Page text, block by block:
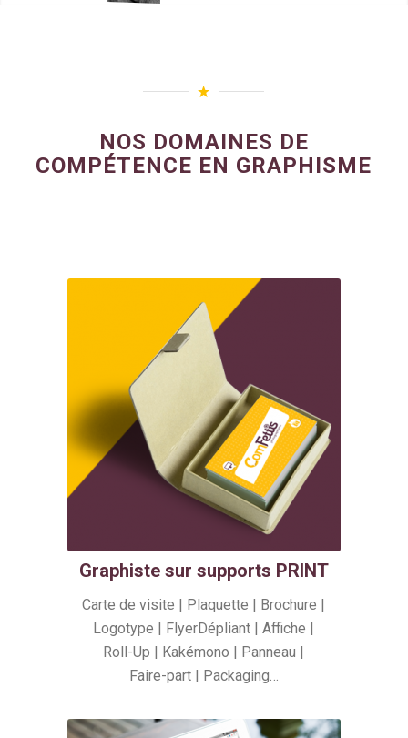
NOS DOMAINES DE
COMPÉTENCE EN GRAPHISME
Graphiste sur supports PRINT
Carte de visite | Plaquette | Brochure |
Logotype | FlyerDépliant | Affiche |
Roll-Up | Kakémono | Panneau |
Faire-part | Packaging…